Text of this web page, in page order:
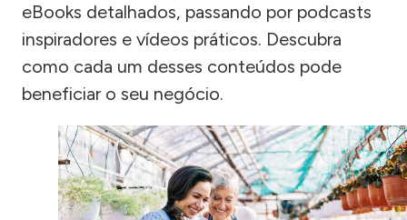
eBooks detalhados, passando por podcasts
inspiradores e vídeos práticos. Descubra
como cada um desses conteúdos pode
beneficiar o seu negócio.